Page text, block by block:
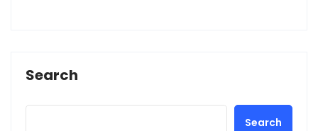
Search
Search